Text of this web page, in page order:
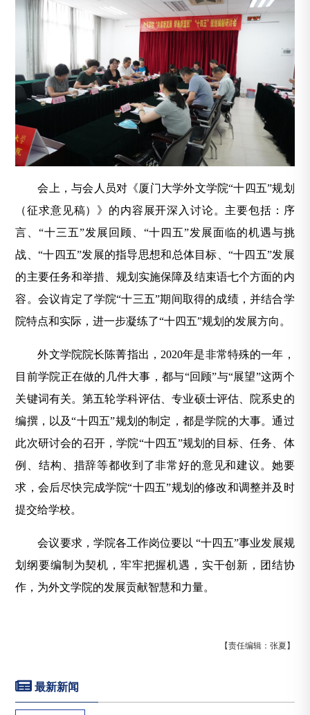
会上，与会人员对《厦门大学外文学院“十四五”规划
（征求意见稿）》的内容展开深入讨论。主要包括：序
言、“十三五”发展回顾、“十四五”发展面临的机遇与挑
战、“十四五”发展的指导思想和总体目标、“十四五”发展
的主要任务和举措、规划实施保障及结束语七个方面的内
容。会议肯定了学院“十三五”期间取得的成绩，并结合学
院特点和实际，进一步凝练了“十四五”规划的发展方向。
外文学院院长陈菁指出，2020年是非常特殊的一年，
目前学院正在做的几件大事，都与“回顾”与“展望”这两个
关键词有关。第五轮学科评估、专业硕士评估、院系史的
编撰，以及“十四五”规划的制定，都是学院的大事。通过
此次研讨会的召开，学院“十四五”规划的目标、任务、体
例、结构、措辞等都收到了非常好的意见和建议。她要
求，会后尽快完成学院“十四五”规划的修改和调整并及时
提交给学校。
会议要求，学院各工作岗位要以 “十四五”事业发展规
划纲要编制为契机，牢牢把握机遇，实干创新，团结协
作，为外文学院的发展贡献智慧和力量。
【责任编辑：张夏】
最新新闻